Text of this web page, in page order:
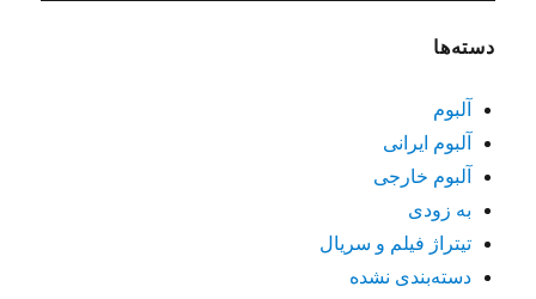
دسته‌ها
آلبوم
آلبوم ایرانی
آلبوم خارجی
به زودی
تیتراژ فیلم و سریال
دسته‌بندی نشده